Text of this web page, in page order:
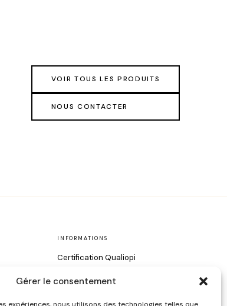
Gérer le consentement
VOIR TOUS LES PRODUITS
NOUS CONTACTER
INFORMATIONS
Certification Qualiopi